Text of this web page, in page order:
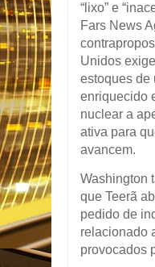
“lixo” e
Fars News
Unidos
estoques de
enriquecido
nuclear a
ativa para
avancem.
Washington
que Teerã
pedido de
relacionado
provocados